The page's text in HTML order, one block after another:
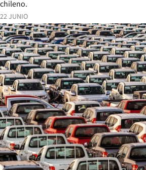
22 JUNIO
chileno.